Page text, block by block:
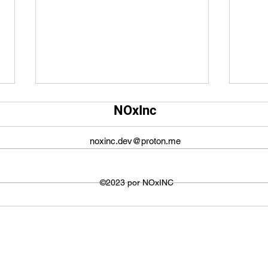
Qual é o tamanho da tela do
O tamanho da tela do YouTube
utilizada para visualizar os
O
de
NOxInc
noxinc.dev@proton.me
©2023 por NOxINC